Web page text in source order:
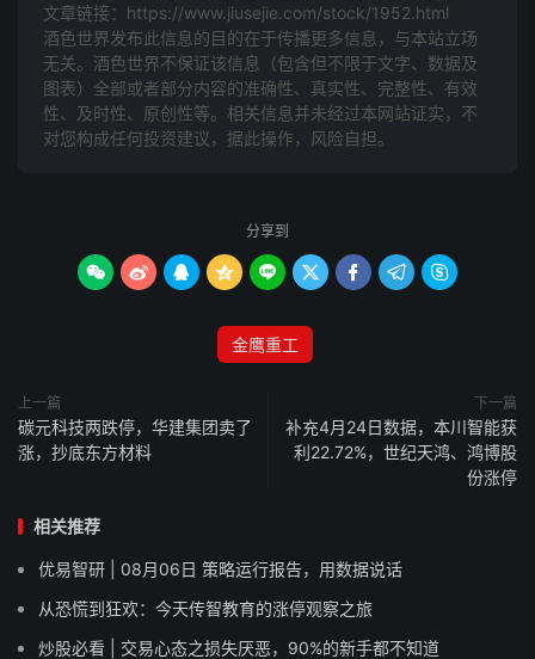
文章链接： https://www.jiusejie.com/stock/1952.html
酒色世界发布此信息的目的在于传播更多信息，与本站立场
无关。酒色世界不保证该信息（包含但不限于文字、数据及
图表）全部或者部分内容的准确性、真实性、完整性、有效
性、及时性、原创性等。相关信息并未经过本网站证实，不
对您构成任何投资建议，据此操作，风险自担。
分享到
        
金鹰重工
上一篇
碳元科技两跌停，华建集团卖了
涨，抄底东方材料
下一篇
补充4月24日数据，本川智能获
利22.72%，世纪天鸿、鸿博股
份涨停
相关推荐
优易智研 | 08月06日 策略运行报告，用数据说话
从恐慌到狂欢：今天传智教育的涨停观察之旅
炒股必看 | 交易心态之损失厌恶，90%的新手都不知道